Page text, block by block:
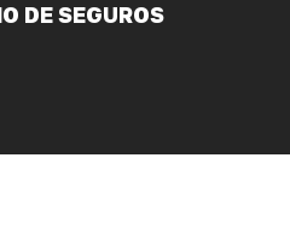
DE SEGUROS